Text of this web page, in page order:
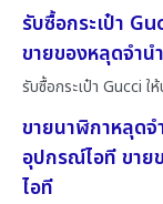
รับซื้อกระเป๋า
ขายของหลุดจำนำ
รับซื้อกระเป๋า Gucci ใ
ขายนาฬิกาหลุดจ
อุปกรณ์ไอที ขาย
ไอที